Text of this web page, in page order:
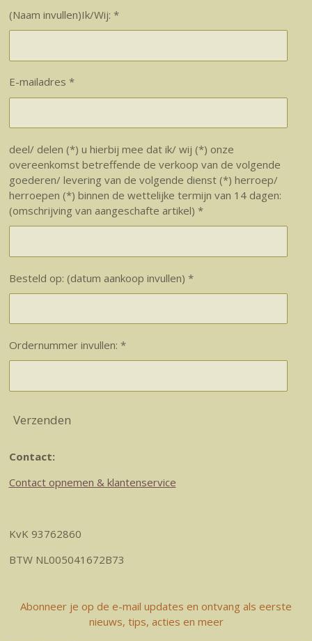
(Naam invullen)Ik/Wij: *
E-mailadres *
deel/ delen (*) u hierbij mee dat ik/ wij (*) onze
overeenkomst betreffende de verkoop van de volgende
goederen/ levering van de volgende dienst (*) herroep/
herroepen (*) binnen de wettelijke termijn van 14 dagen:
(omschrijving van aangeschafte artikel) *
Besteld op: (datum aankoop invullen) *
Ordernummer invullen: *
Verzenden
Contact:
Contact opnemen & klantenservice
KvK 93762860
BTW NL005041672B73
Abonneer je op de e-mail updates en ontvang als eerste
nieuws, tips, acties en meer